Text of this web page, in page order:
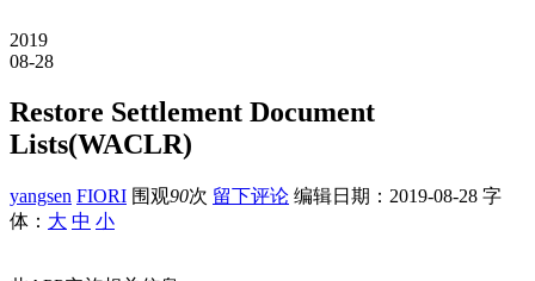
2019
08-28
Restore Settlement Document
Lists(WACLR)
yangsen FIORI 围观90次 留下评论 编辑日期： 2019-08-28 字
体： 大 中 小